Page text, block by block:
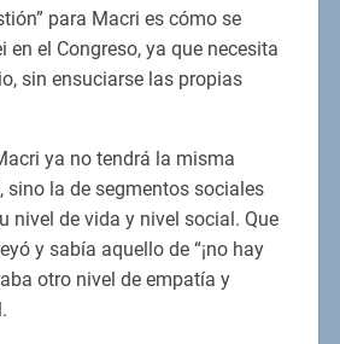
para Macri es cómo se
en el Congreso, ya que necesita
sin ensuciarse las propias
ya no tendrá la misma
sino la de segmentos sociales
nivel de vida y nivel social. Que
y sabía aquello de “¡no hay
otro nivel de empatía y